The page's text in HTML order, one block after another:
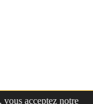
acceptez notre